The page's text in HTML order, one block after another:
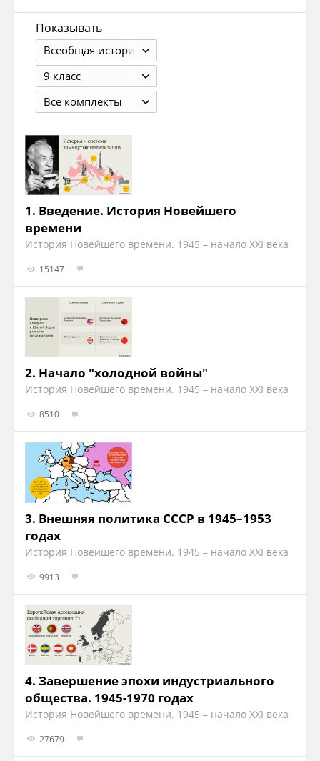
Показывать
Всеобщая история
9 класс
Все комплекты
1. Введение. История Новейшего
времени
История Новейшего времени. 1945 – начало XXI века
15147
2. Начало "холодной войны"
История Новейшего времени. 1945 – начало XXI века
8510
3. Внешняя политика СССР в 1945–1953
годах
История Новейшего времени. 1945 – начало XXI века
9913
4. Завершение эпохи индустриального
общества. 1945-1970 годах
История Новейшего времени. 1945 – начало XXI века
27679